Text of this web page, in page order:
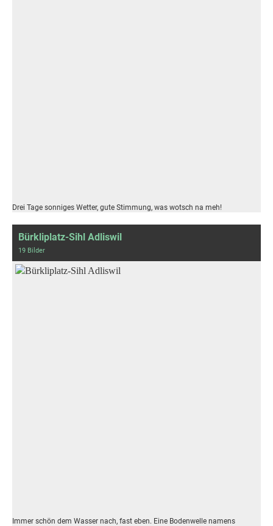
Drei Tage sonniges Wetter, gute Stimmung, was wotsch na meh!
Bürkliplatz-Sihl Adliswil
19 Bilder
Immer schön dem Wasser nach, fast eben. Eine Bodenwelle namens